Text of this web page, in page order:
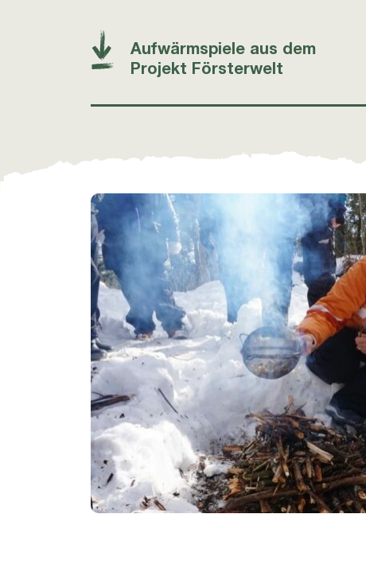
Aufwärmspiele aus dem
Projekt Försterwelt